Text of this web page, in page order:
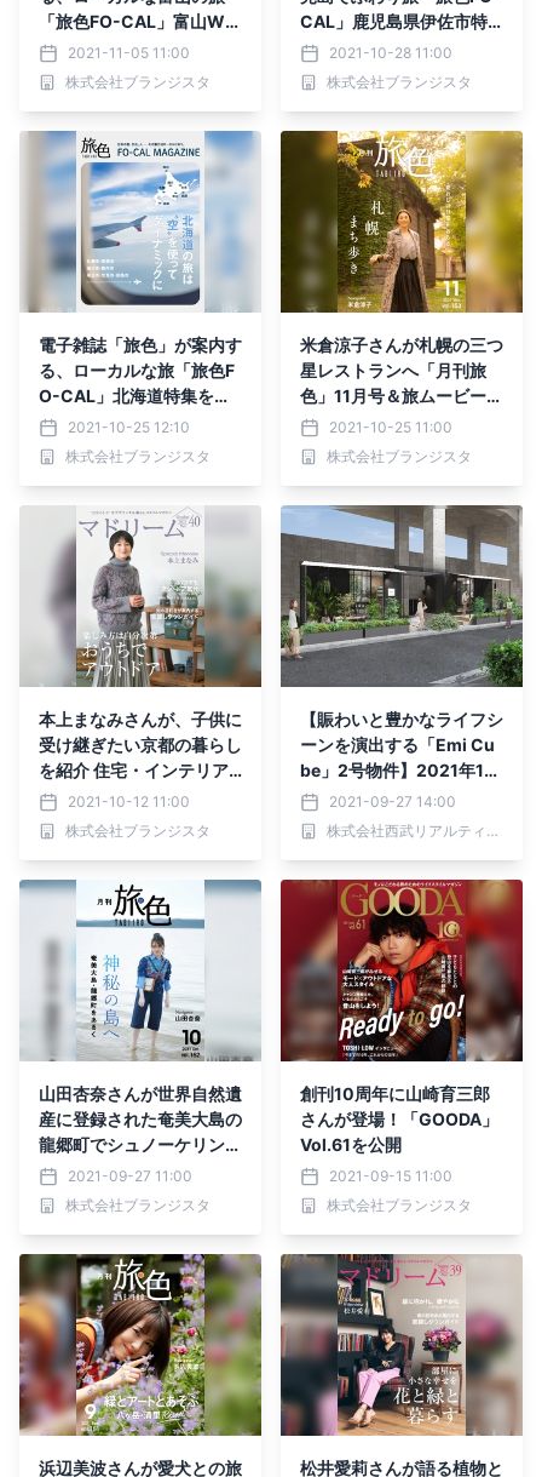
「旅色FO-CAL」富山WE
ST特集を公開
2021-11-05 11:00
株式会社ブランジスタ
CAL」鹿児島県伊佐市特
集を公開2021-10-28 11:00
株式会社ブランジスタ
電子雑誌「旅色」が案内す
る、ローカルな旅「旅色F
O-CAL」北海道特集を公
開
2021-10-25 12:10
株式会社ブランジスタ
米倉涼子さんが札幌の三つ
星レストランへ「月刊旅
色」11月号＆旅ムービー公
開
2021-10-25 11:00
株式会社ブランジスタ
本上まなみさんが、子供に
受け継ぎたい京都の暮らし
を紹介 住宅・インテリア
電子雑誌『マドリーム』V
ol.40公開
2021-10-12 11:00
株式会社ブランジスタ
【賑わいと豊かなライフシ
ーンを演出する「Emi Cu
be」2号物件】2021年11
月下旬、西武鉄道池袋線
桜台駅から徒歩4分の線路
高架下に竣工
2021-09-27 14:00
株式会社西武リアルティソリューションズ
山田杏奈さんが世界自然遺
産に登録された奄美大島の
龍郷町でシュノーケリング
に初挑戦！「月刊旅色」1
0月号＆旅ムービー公開
2021-09-27 11:00
株式会社ブランジスタ
創刊10周年に山崎育三郎
さんが登場！「GOODA」
Vol.61を公開
2021-09-15 11:00
株式会社ブランジスタ
浜辺美波さんが愛犬との旅 松井愛莉さんが語る植物と